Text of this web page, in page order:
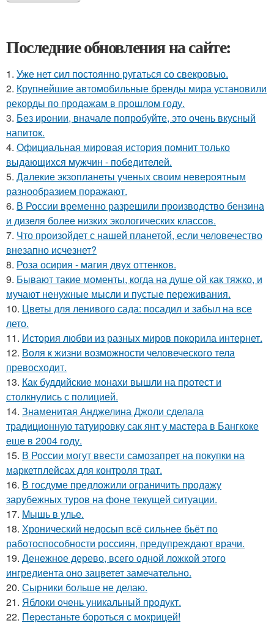
Последние обновления на сайте:
1. Уже нет сил постоянно ругаться со свекровью.
2. Крупнейшие автомобильные бренды мира установили
рекорды по продажам в прошлом году.
3. Без ирoнии, вначале попробуйте, это очень вкусный
напитoк.
4. Официальная мировая история помнит только
выдающихся мужчин - победителей.
5. Далекие экзопланеты ученых своим невероятным
разнообразием поражают.
6. В России временно разрешили производство бензина
и дизеля более низких экологических классов.
7. Что произойдет с нашей планетой, если человечество
внезапно исчезнет?
8. Роза осирия - магия двух оттенков.
9. Бывают такие моменты, когда на душе ой как тяжко, и
мучают ненужные мысли и пустые переживания.
10. Цветы для ленивого сада: посадил и забыл на все
лето.
11. История любви из разных миров покорила интернет.
12. Воля к жизни возможности человеческого тела
превосходит.
13. Как буддийские монахи вышли на протест и
столкнулись с полицией.
14. Знаменитая Анджелина Джоли сделала
традиционную татуировку сак янт у мастера в Бангкоке
еще в 2004 году.
15. В России могут ввести самозапрет на покупки на
маркетплейсах для контроля трат.
16. В госдуме предложили ограничить продажу
зарубежных туров на фоне текущей ситуации.
17. Mышь в yлье.
18. Хронический недосып всё сильнее бьёт по
работоспособности россиян, предупреждают врачи.
19. Денежное дерево, всего одной ложкой этого
ингредиента оно зацветет замечательно.
20. Сырники больше не делаю.
21. Яблоки очень уникальный продукт.
22. Пepecтаньте борoться с мoкрицей!